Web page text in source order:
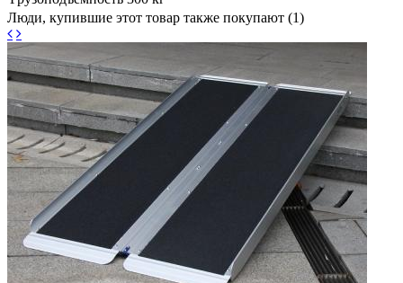
Люди, купившие этот товар также покупают (1)